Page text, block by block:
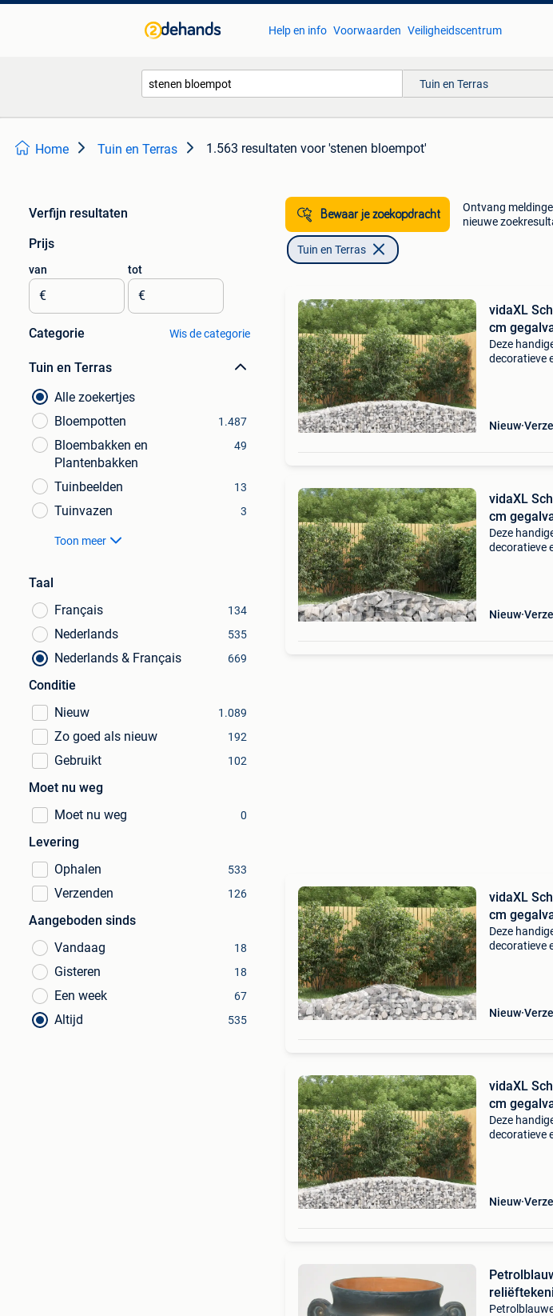
Help en info Voorwaarden Veiligheidscentrum
Tuin en Terras
Home Tuin en Terras 1.563 resultaten voor 'stenen bloempot'
Verfijn resultaten
Prijs
van
€
tot
€
Categorie Wis de categorie
Tuin en Terras
Alle zoekertjes
Bloempotten
1.487
Bloembakken en
Plantenbakken
49
Tuinbeelden 13
Tuinvazen 3
Toon meer
Taal
Français
134
Nederlands 535
Nederlands & Français 669
Conditie
Nieuw
1.089
Zo goed als nieuw 192
Gebruikt 102
Moet nu weg
Moet nu weg
0
Levering
Ophalen
533
Verzenden 126
Aangeboden sinds
Vandaag
18
Gisteren 18
Een week 67
Altijd 535
Bewaar je zoekopdracht
Ontvang
nieuwe
Tuin en Terras
vidaXL
cm
Deze
decoratieve
Nieuw
vidaXL
cm
Deze
decoratieve
Nieuw
vidaXL
cm
Deze
decoratieve
Nieuw
vidaXL
cm
Deze
decoratieve
Nieuw